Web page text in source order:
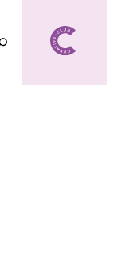
Søg